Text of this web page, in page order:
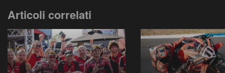
Articoli correlati